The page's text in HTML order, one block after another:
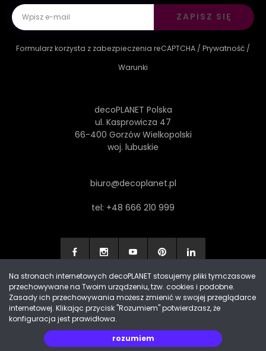
ZAPISZ SIĘ
Formularz korzysta z zabezpieczenia reCAPTCHA / Prywatność /
Warunki
decoPLANET Polska
ul. Kasprowicza 47
66-400 Gorzów Wielkopolski
woj. lubuskie
biuro@decoplanet.pl
tel: +48 666 210 999
Made with by Progres Media & decoPLANET
Na stronach internetowych decoPLANET stosujemy pliki tymczasowe
przechowywane na Twoim urządzeniu, tzw. cookies i podobne.
Zasady ich przechowywania możesz zmienić w swojej przeglądarce
internetowej. Klikając przycisk "Rozumiem" potwierdzasz, że
konfiguracja jest prawidłowa.
rozumiem